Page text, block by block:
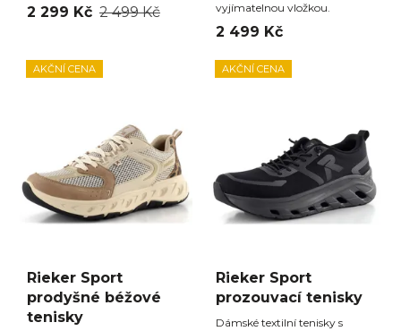
2 299 Kč 2 499 Kč
vyjímatelnou vložkou.
2 499 Kč
AKČNÍ CENA
Rieker Sport
prodyšné béžové
tenisky
AKČNÍ CENA
Rieker Sport
prozouvací tenisky
Dámské textilní tenisky s